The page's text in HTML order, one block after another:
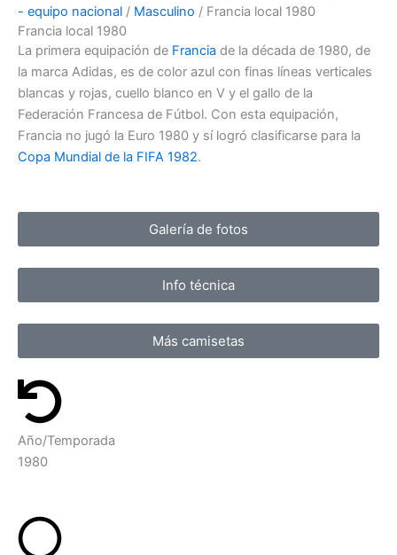
- equipo nacional / Masculino / Francia local 1980
Francia local 1980
La primera equipación de Francia de la década de 1980, de
la marca Adidas, es de color azul con finas líneas verticales
blancas y rojas, cuello blanco en V y el gallo de la
Federación Francesa de Fútbol. Con esta equipación,
Francia no jugó la Euro 1980 y sí logró clasificarse para la
Copa Mundial de la FIFA 1982.
Galería de fotos
Info técnica
Más camisetas
Año/Temporada
1980